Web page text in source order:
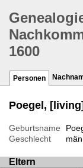
1600
Personen
Poegel, [living]
Geburtsname
Geschlecht
Eltern